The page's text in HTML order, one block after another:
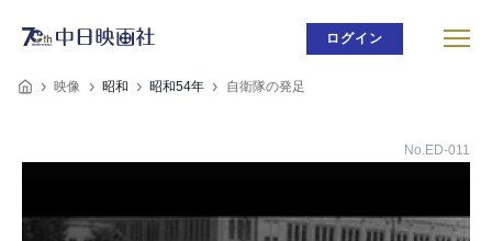
ログイン
映像 昭和 昭和54年 自衛隊の発足
No.ED-011